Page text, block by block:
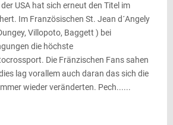
USA hat sich erneut den Titel im
Im Französischen St. Jean d´Angely
Villopoto, Baggett ) bei
die höchste
Die Fränzischen Fans sahen
lag vorallem auch daran das sich die
wieder veränderten. Pech......